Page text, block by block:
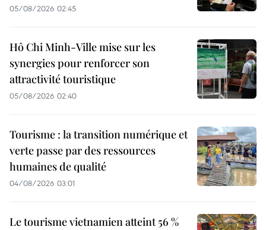
05/08/2026 02:45
Hô Chi Minh-Ville mise sur les
synergies pour renforcer son
attractivité touristique
05/08/2026 02:40
Tourisme : la transition numérique et
verte passe par des ressources
humaines de qualité
04/08/2026 03:01
Le tourisme vietnamien atteint 56 %